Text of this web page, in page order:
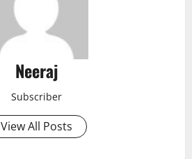
Neeraj
Subscriber
View All Posts